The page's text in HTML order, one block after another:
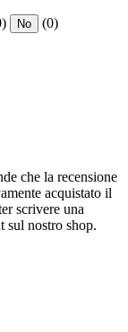
No (0)
che la recensione
acquistato il
scrivere una
sul nostro shop.